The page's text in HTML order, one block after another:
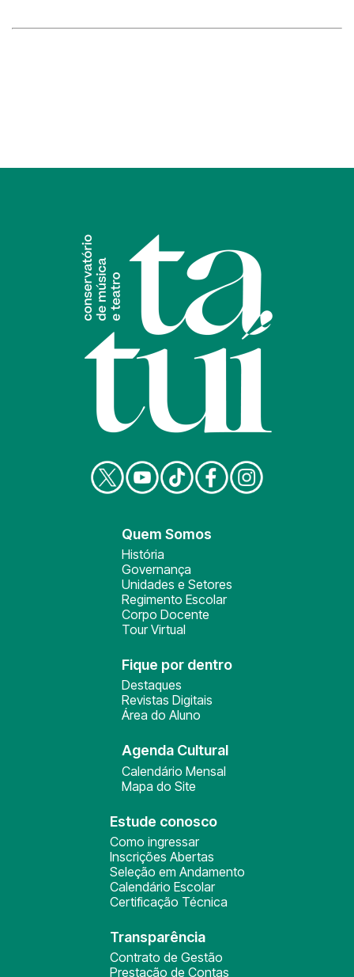
Quem Somos
História
Governança
Unidades e Setores
Regimento Escolar
Corpo Docente
Tour Virtual
Fique por dentro
Destaques
Revistas Digitais
Área do Aluno
Agenda Cultural
Calendário Mensal
Mapa do Site
Estude conosco
Como ingressar
Inscrições Abertas
Seleção em Andamento
Calendário Escolar
Certificação Técnica
Transparência
Contrato de Gestão
Prestação de Contas